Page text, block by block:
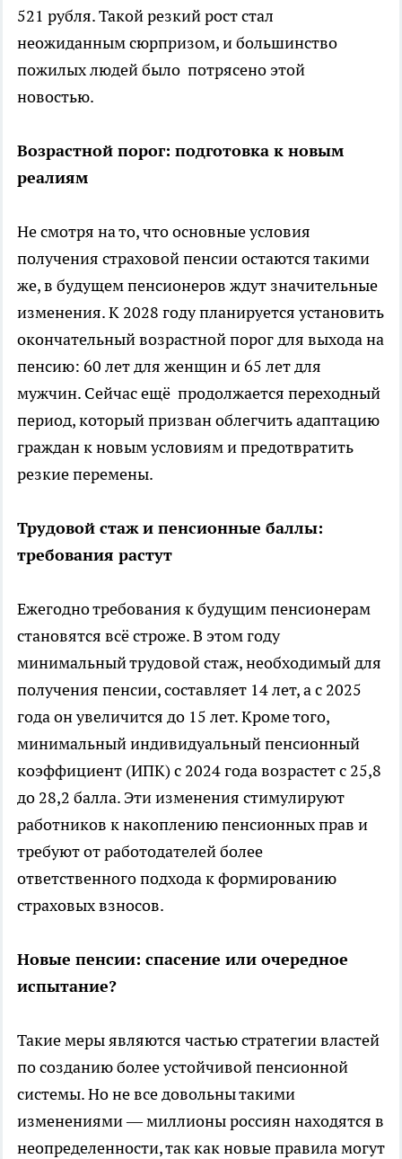
521 рубля. Такой резкий рост стал
неожиданным сюрпризом, и большинство
пожилых людей было потрясено этой
новостью.
Возрастной порог: подготовка к новым
реалиям
Не смотря на то, что основные условия
получения страховой пенсии остаются такими
же, в будущем пенсионеров ждут значительные
изменения. К 2028 году планируется установить
окончательный возрастной порог для выхода на
пенсию: 60 лет для женщин и 65 лет для
мужчин. Сейчас ещё продолжается переходный
период, который призван облегчить адаптацию
граждан к новым условиям и предотвратить
резкие перемены.
Трудовой стаж и пенсионные баллы:
требования растут
Ежегодно требования к будущим пенсионерам
становятся всё строже. В этом году
минимальный трудовой стаж, необходимый для
получения пенсии, составляет 14 лет, а с 2025
года он увеличится до 15 лет. Кроме того,
минимальный индивидуальный пенсионный
коэффициент (ИПК) с 2024 года возрастет с 25,8
до 28,2 балла. Эти изменения стимулируют
работников к накоплению пенсионных прав и
требуют от работодателей более
ответственного подхода к формированию
страховых взносов.
Новые пенсии: спасение или очередное
испытание?
Такие меры являются частью стратегии властей
по созданию более устойчивой пенсионной
системы. Но не все довольны такими
изменениями — миллионы россиян находятся в
неопределенности, так как новые правила могут